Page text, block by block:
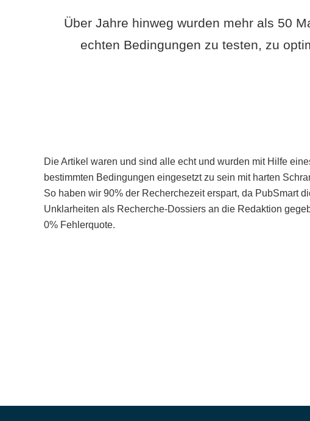
Über Jahre hinweg wurden mehr als 50
echten Bedingungen zu testen, zu
Die Artikel waren und sind alle echt und wurden mit Hilfe
bestimmten Bedingungen eingesetzt zu sein mit harten
So haben wir 90% der Recherchezeit erspart, da PubSmart
Unklarheiten als Recherche-Dossiers an die Redaktion
0% Fehlerquote.